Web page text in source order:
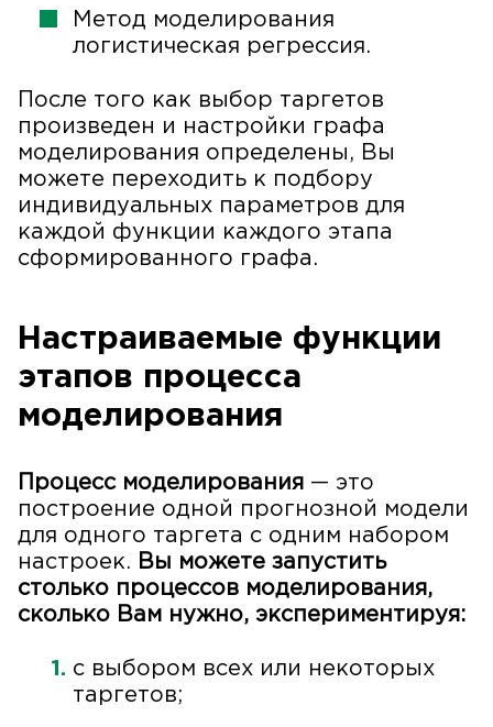
Метод моделирования
логистическая регрессия.
После того как выбор таргетов
произведен и настройки графа
моделирования определены, Вы
можете переходить к подбору
индивидуальных параметров для
каждой функции каждого этапа
сформированного графа.
Настраиваемые функции
этапов процесса
моделирования
Процесс моделирования — это
построение одной прогнозной модели
для одного таргета с одним набором
настроек.
Вы можете запустить
столько процессов моделирования,
сколько Вам нужно, экспериментируя:
с выбором всех или некоторых
таргетов;